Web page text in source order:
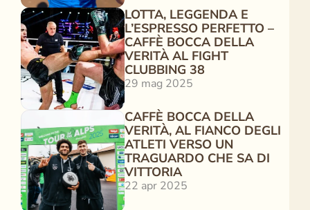
LOTTA, LEGGENDA E
L’ESPRESSO PERFETTO –
CAFFÈ BOCCA DELLA
VERITÀ AL FIGHT
CLUBBING 38
29 mag 2025
CAFFÈ BOCCA DELLA
VERITÀ, AL FIANCO DEGLI
ATLETI VERSO UN
TRAGUARDO CHE SA DI
VITTORIA
22 apr 2025